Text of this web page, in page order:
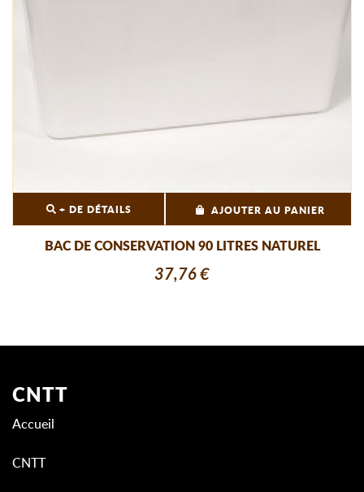
+ DE DÉTAILS AJOUTER AU PANIER
BAC DE CONSERVATION 90 LITRES NATUREL
37,76 €
CNTT
Accueil
CNTT